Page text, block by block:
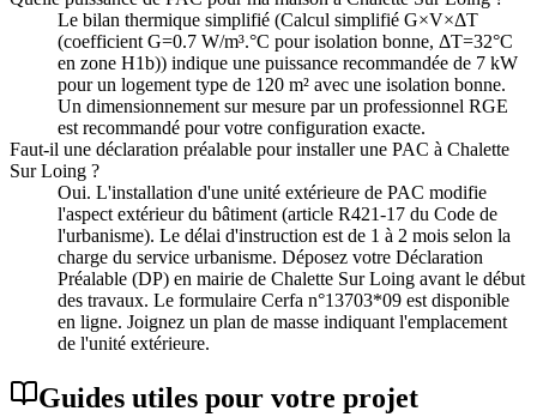
Le bilan thermique simplifié (Calcul simplifié G×V×ΔT
(coefficient G=0.7 W/m³.°C pour isolation bonne, ΔT=32°C
en zone H1b)) indique une puissance recommandée de 7 kW
pour un logement type de 120 m² avec une isolation bonne.
Un dimensionnement sur mesure par un professionnel RGE
est recommandé pour votre configuration exacte.
Faut-il une déclaration préalable pour installer une PAC à Chalette
Sur Loing ?
Oui. L'installation d'une unité extérieure de PAC modifie
l'aspect extérieur du bâtiment (article R421-17 du Code de
l'urbanisme). Le délai d'instruction est de 1 à 2 mois selon la
charge du service urbanisme. Déposez votre Déclaration
Préalable (DP) en mairie de Chalette Sur Loing avant le début
des travaux. Le formulaire Cerfa n°13703*09 est disponible
en ligne. Joignez un plan de masse indiquant l'emplacement
de l'unité extérieure.
Guides utiles pour votre projet